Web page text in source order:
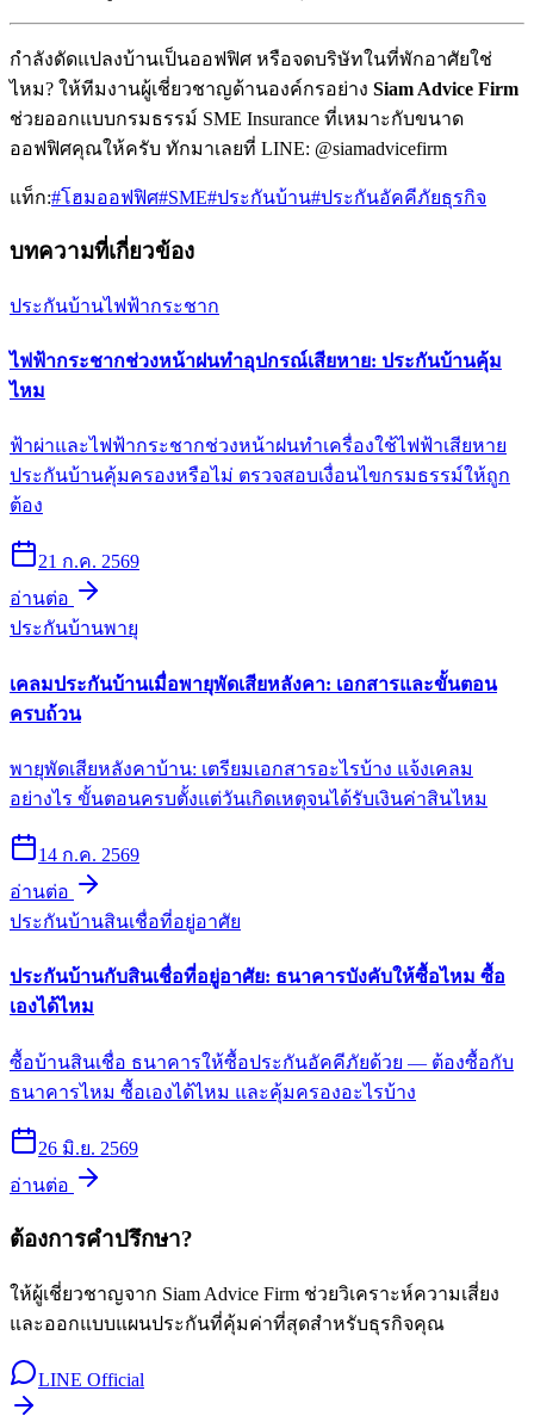
กำลังดัดแปลงบ้านเป็นออฟฟิศ หรือจดบริษัทในที่พักอาศัยใช่
ไหม? ให้ทีมงานผู้เชี่ยวชาญด้านองค์กรอย่าง Siam Advice Firm
ช่วยออกแบบกรมธรรม์ SME Insurance ที่เหมาะกับขนาด
ออฟฟิศคุณให้ครับ ทักมาเลยที่ LINE: @siamadvicefirm
แท็ก:#โฮมออฟฟิศ#SME#ประกันบ้าน#ประกันอัคคีภัยธุรกิจ
บทความที่เกี่ยวข้อง
ประกันบ้านไฟฟ้ากระชาก
ไฟฟ้ากระชากช่วงหน้าฝนทำอุปกรณ์เสียหาย: ประกันบ้านคุ้ม
ไหม
ฟ้าผ่าและไฟฟ้ากระชากช่วงหน้าฝนทำเครื่องใช้ไฟฟ้าเสียหาย
ประกันบ้านคุ้มครองหรือไม่ ตรวจสอบเงื่อนไขกรมธรรม์ให้ถูก
ต้อง
21 ก.ค. 2569
อ่านต่อ
ประกันบ้านพายุ
เคลมประกันบ้านเมื่อพายุพัดเสียหลังคา: เอกสารและขั้นตอน
ครบถ้วน
พายุพัดเสียหลังคาบ้าน: เตรียมเอกสารอะไรบ้าง แจ้งเคลม
อย่างไร ขั้นตอนครบตั้งแต่วันเกิดเหตุจนได้รับเงินค่าสินไหม
14 ก.ค. 2569
อ่านต่อ
ประกันบ้านสินเชื่อที่อยู่อาศัย
ประกันบ้านกับสินเชื่อที่อยู่อาศัย: ธนาคารบังคับให้ซื้อไหม ซื้อ
เองได้ไหม
ซื้อบ้านสินเชื่อ ธนาคารให้ซื้อประกันอัคคีภัยด้วย — ต้องซื้อกับ
ธนาคารไหม ซื้อเองได้ไหม และคุ้มครองอะไรบ้าง
26 มิ.ย. 2569
อ่านต่อ
ต้องการคำปรึกษา?
ให้ผู้เชี่ยวชาญจาก Siam Advice Firm ช่วยวิเคราะห์ความเสี่ยง
และออกแบบแผนประกันที่คุ้มค่าที่สุดสำหรับธุรกิจคุณ
LINE Official